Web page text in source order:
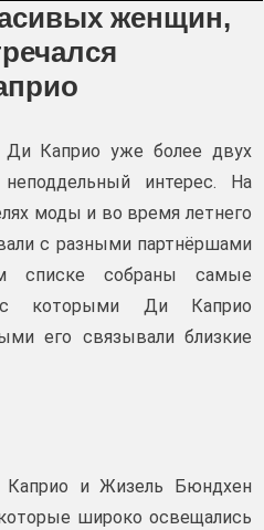
женщин,
Каприо уже более двух
интерес. На
моды и во время летнего
с разными партнёршами
списке собраны самые
которыми Ди Каприо
его связывали близкие
и Жизель Бюндхен
широко освещались